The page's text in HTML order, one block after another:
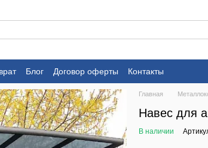
Блог Договор оферты Контакты
Главная
Навес для
В наличии